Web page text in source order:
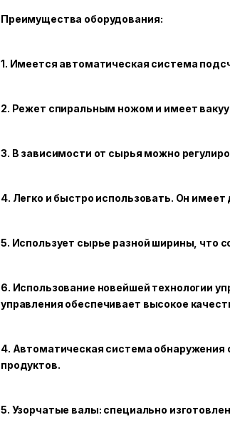
Преимущества оборудования:
1. Имеется автоматическая система
2. Режет спиральным ножом и имеет
3. В зависимости от сырья можно
4. Легко и быстро использовать. Он
5. Использует сырье разной ширины, что
6. Использование новейшей технологии
управления обеспечивает высокое
4. Автоматическая система
продуктов.
5. Узорчатые валы: специально